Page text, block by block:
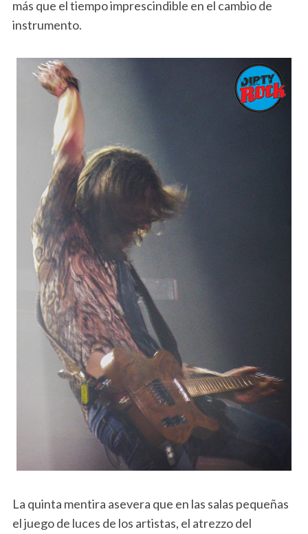
más que el tiempo imprescindible en el cambio de
instrumento.
La quinta mentira asevera que en las salas pequeñas
el juego de luces de los artistas, el atrezzo del